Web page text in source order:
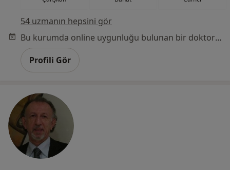
54 uzmanın hepsini gör
Bu kurumda online uygunluğu bulunan bir doktor veya uzman bulunamadı
Profili Gör